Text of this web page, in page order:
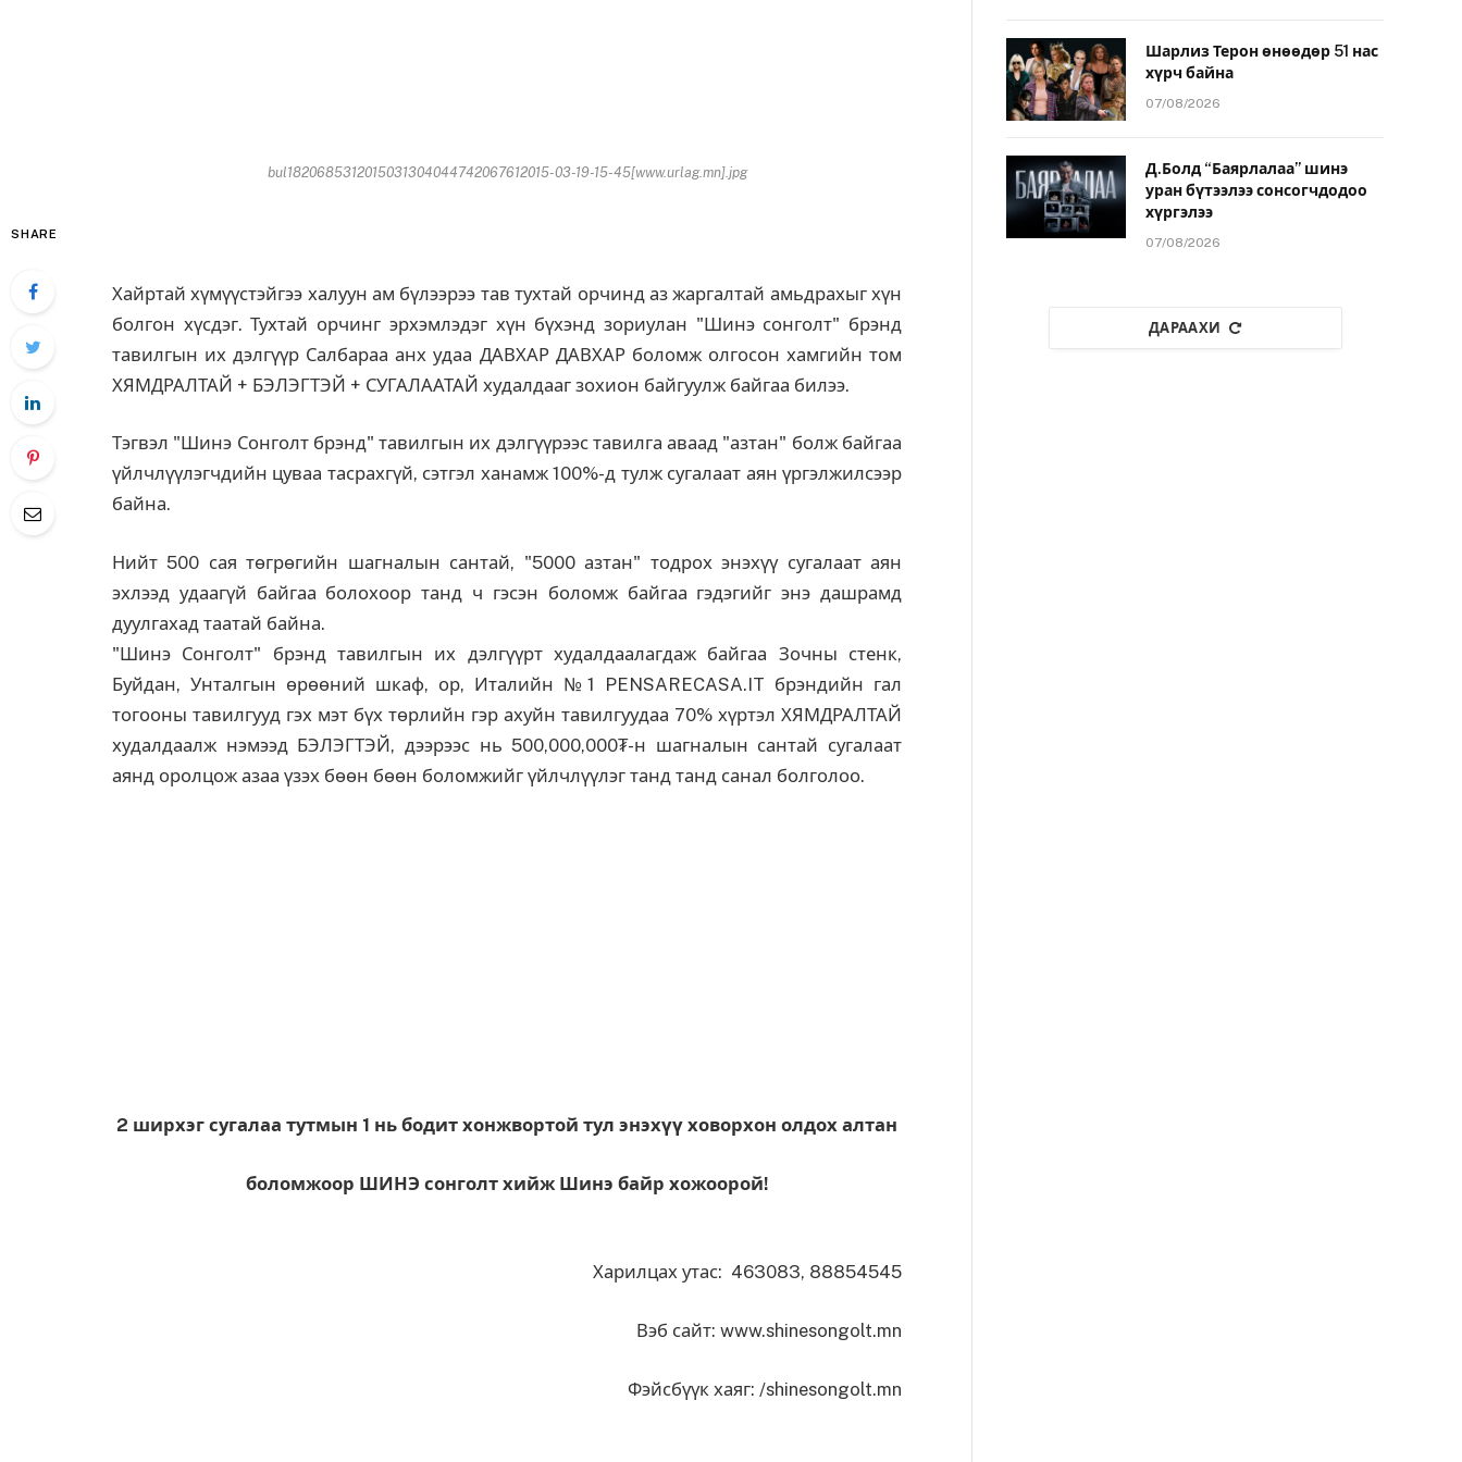
bul1820685312015031304044742067612015-03-19-15-45[www.urlag.mn].jpg
SHARE
Хайртай хүмүүстэйгээ халуун ам бүлээрээ тав тухтай орчинд аз жаргалтай амьдрахыг хүн
болгон хүсдэг. Тухтай орчинг эрхэмлэдэг хүн бүхэнд зориулан "Шинэ сонголт" брэнд
тавилгын их дэлгүүр Салбараа анх удаа ДАВХАР ДАВХАР боломж олгосон хамгийн том
ХЯМДРАЛТАЙ + БЭЛЭГТЭЙ + СУГАЛААТАЙ худалдааг зохион байгуулж байгаа билээ.
Тэгвэл "Шинэ Сонголт брэнд" тавилгын их дэлгүүрээс тавилга аваад "азтан" болж байгаа
үйлчлүүлэгчдийн цуваа тасрахгүй, сэтгэл ханамж 100%-д тулж сугалаат аян үргэлжилсээр
байна.
Нийт 500 сая төгрөгийн шагналын сантай, "5000 азтан" тодрох энэхүү сугалаат аян
эхлээд удаагүй байгаа болохоор танд ч гэсэн боломж байгаа гэдэгийг энэ дашрамд
дуулгахад таатай байна.
"Шинэ Сонголт" брэнд тавилгын их дэлгүүрт худалдаалагдаж байгаа Зочны стенк,
Буйдан, Унталгын өрөөний шкаф, ор, Италийн №1 PENSARECASA.IT брэндийн гал
тогооны тавилгууд гэх мэт бүх төрлийн гэр ахуйн тавилгуудаа 70% хүртэл ХЯМДРАЛТАЙ
худалдаалж нэмээд БЭЛЭГТЭЙ, дээрээс нь 500,000,000₮-н шагналын сантай сугалаат
аянд оролцож азаа үзэх бөөн бөөн боломжийг үйлчлүүлэг танд танд санал болголоо.
2 ширхэг сугалаа тутмын 1 нь бодит хонжвортой тул энэхүү ховорхон олдох алтан
боломжоор ШИНЭ сонголт хийж Шинэ байр хожоорой!
Харилцах утас: 463083, 88854545
Вэб сайт: www.shinesongolt.mn
Фэйсбүүк хаяг: /shinesongolt.mn
Шарлиз Терон өнөөдөр 51 нас
хүрч байна
07/08/2026
Д.Болд “Баярлалаа” шинэ
уран бүтээлээ сонсогчдодоо
хүргэлээ
07/08/2026
ДАРААХИ